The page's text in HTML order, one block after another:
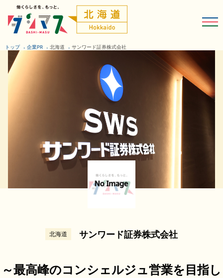
トップ 企業PR 北海道 サンワード証券株式会社
北海道 サンワード証券株式会社
～最高峰のコンシェルジュ営業を目指し